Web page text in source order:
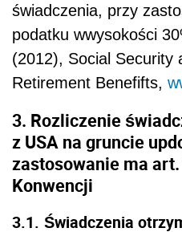
świadczenia, przy
podatku wwysokości
(2012), Social Security
Retirement Benefifts,
3. Rozliczenie
z USA na gruncie
zastosowanie ma
Konwencji
3.1. Świadczenia